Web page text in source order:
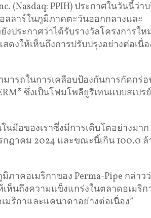
(Nasdaq: PPIH) ประกาศในวันนี้ว่า
ลลาร์ในภูมิภาคตะวันออกกลางและ
ประกาศว่าได้รับรางวัลโครงการให
ดงให้เห็นถึงการปรับปรุงอย่างต่อเนื่
ารถในการเคลือบป้องกันการกัดกร่
ซึ่งเป็นโฟมโพลียูรีเทนแบบสเปร
นมือของเราซึ่งมีการเติบโตอย่างมา
ฎาคม 2024 และขณะนี้เกิน 100.0
ภาคอเมริกาของ Perma-Pipe กล่าว
ห็นถึงความแข็งแกร่งในตลาดอเมริก
มริกาและแคนาดาอย่างต่อเนื่อง”